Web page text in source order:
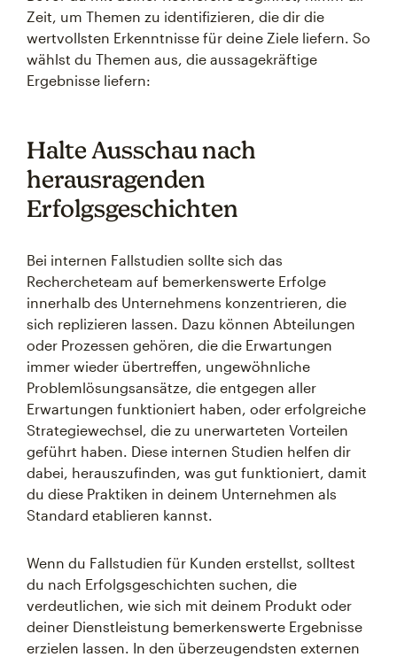
Zeit, um Themen zu identifizieren, die dir die
wertvollsten Erkenntnisse für deine Ziele liefern. So
wählst du Themen aus, die aussagekräftige
Ergebnisse liefern:
Halte Ausschau nach
herausragenden
Erfolgsgeschichten
Bei internen Fallstudien sollte sich das
Rechercheteam auf bemerkenswerte Erfolge
innerhalb des Unternehmens konzentrieren, die
sich replizieren lassen. Dazu können Abteilungen
oder Prozessen gehören, die die Erwartungen
immer wieder übertreffen, ungewöhnliche
Problemlösungsansätze, die entgegen aller
Erwartungen funktioniert haben, oder erfolgreiche
Strategiewechsel, die zu unerwarteten Vorteilen
geführt haben. Diese internen Studien helfen dir
dabei, herauszufinden, was gut funktioniert, damit
du diese Praktiken in deinem Unternehmen als
Standard etablieren kannst.
Wenn du Fallstudien für Kunden erstellst, solltest
du nach Erfolgsgeschichten suchen, die
verdeutlichen, wie sich mit deinem Produkt oder
deiner Dienstleistung bemerkenswerte Ergebnisse
erzielen lassen. In den überzeugendsten externen